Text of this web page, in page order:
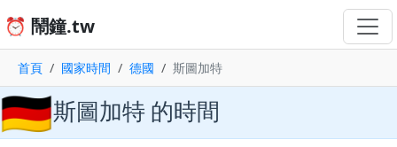
⏰ 鬧鐘.tw
首頁 國家時間 德國 斯圖加特
🇩🇪斯圖加特 的時間